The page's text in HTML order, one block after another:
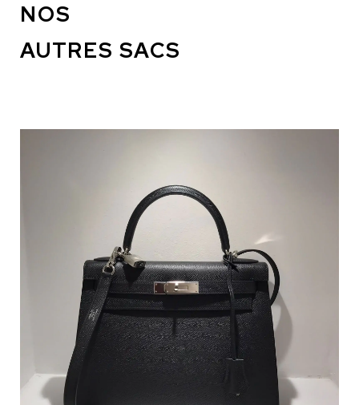
NOS
AUTRES SACS